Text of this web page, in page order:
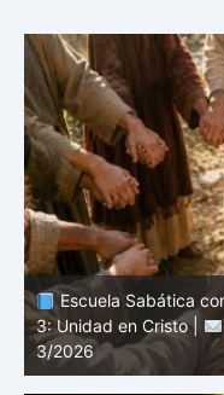
Escuela Sabática
2: El mensaje de la
corintios | 3/2026